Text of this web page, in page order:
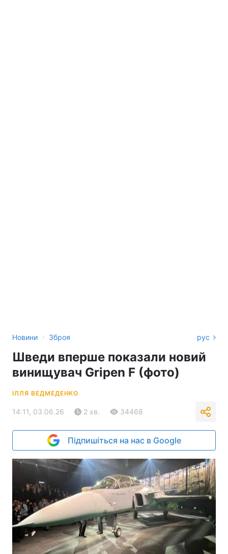
Новини › Зброя рус
Шведи вперше показали новий
винищувач Gripen F (фото)
ІЛЛЯ ВЕДМЕДЕНКО
14:11, 03.06.26 2 хв. 34468
Підпишіться на нас в Google